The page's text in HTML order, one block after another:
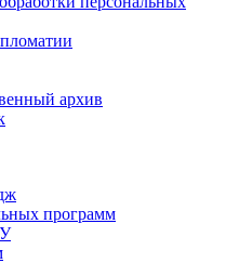
архив
программ